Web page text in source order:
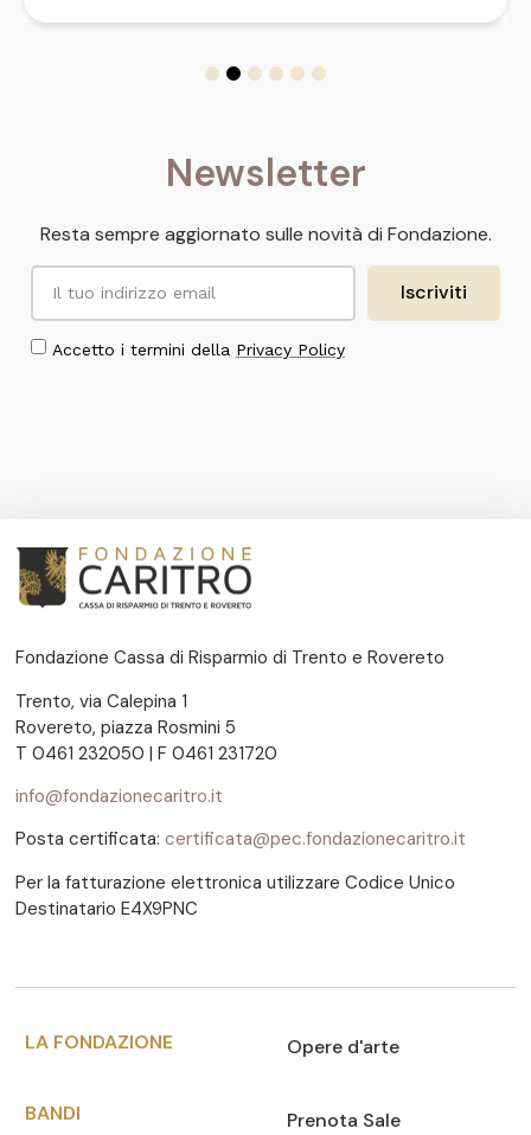
Newsletter
Resta sempre aggiornato sulle novità di Fondazione.
Accetto i termini della Privacy Policy
Iscriviti
Fondazione Cassa di Risparmio di Trento e Rovereto
Trento, via Calepina 1
Rovereto, piazza Rosmini 5
T 0461 232050 | F 0461 231720
info@fondazionecaritro.it
Posta certificata: certificata@pec.fondazionecaritro.it
Per la fatturazione elettronica utilizzare Codice Unico
Destinatario E4X9PNC
LA FONDAZIONE
BANDI
Opere d'arte
Prenota Sale